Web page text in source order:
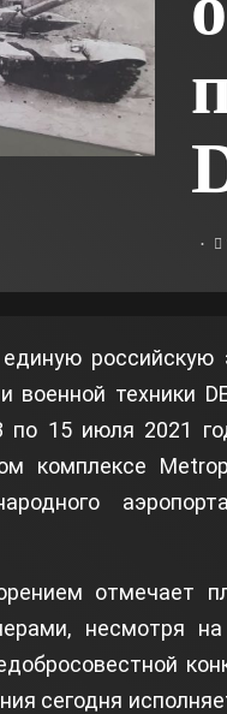
единую российскую
техники
по 15 июля 2021
комплексе
отмечает
несмотря
сегодня